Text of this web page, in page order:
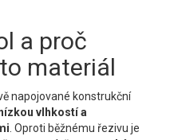
a proč
materiál
napojované konstrukční
vlhkostí a
. Oproti běžnému řezivu je